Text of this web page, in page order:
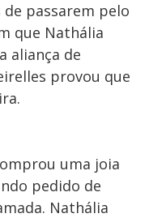
passarem pelo
que Nathália
aliança de
provou que
uma joia
pedido de
Nathália